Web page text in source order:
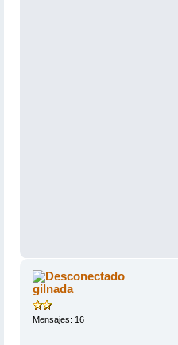
gilnada
Mensajes: 16